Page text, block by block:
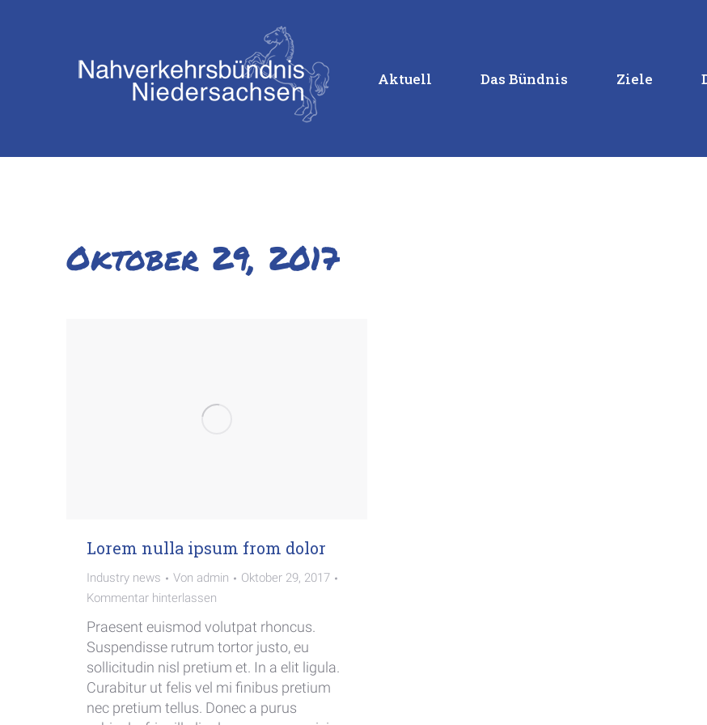
Aktuell Das Bündnis Ziele
Oktober 29, 2017
Lorem nulla ipsum from dolor
Industry news Von admin
Oktober 29, 2017
Kommentar hinterlassen
Praesent euismod volutpat rhoncus.
Suspendisse rutrum tortor justo, eu
sollicitudin nisl pretium et. In a elit ligula.
Curabitur ut felis vel mi finibus pretium
nec pretium tellus. Donec a purus